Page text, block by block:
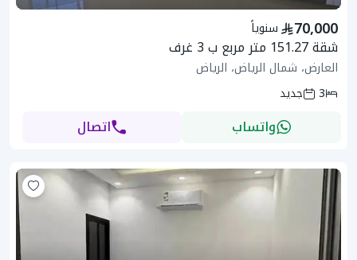
سنوياً 70,000
شقة 151.27 متر مربع ب 3 غرف
العارض، شمال الرياض، الرياض
3
جديد
واتساب اتصال